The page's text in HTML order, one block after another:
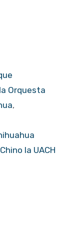
Orquesta
,
la UACH